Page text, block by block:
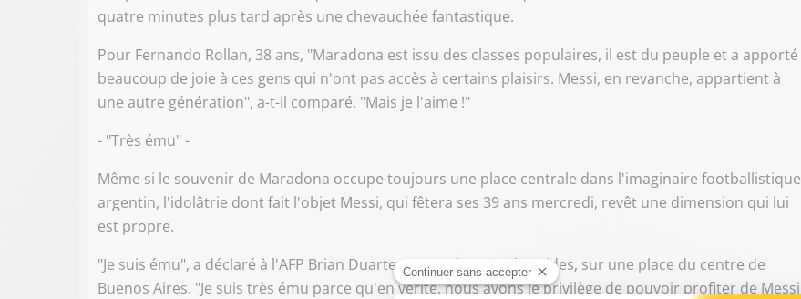
quatre minutes plus tard après une chevauchée fantastique.
Pour Fernando Rollan, 38 ans, "Maradona est issu des classes populaires, il est du peuple et a apporté
beaucoup de joie à ces gens qui n'ont pas accès à certains plaisirs. Messi, en revanche, appartient à
une autre génération", a-t-il comparé. "Mais je l'aime !"
- "Très ému" -
Même si le souvenir de Maradona occupe toujours une place centrale dans l'imaginaire footballistique
argentin, l'idolâtrie dont fait l'objet Messi, qui fêtera ses 39 ans mercredi, revêt une dimension qui lui
est propre.
"Je suis ému", a déclaré à l'AFP Brian Duarte, 27 ans, les yeux humides, sur une place du centre de
Buenos Aires. "Je suis très ému parce qu'en vérité, nous avons le privilège de pouvoir profiter de Messi